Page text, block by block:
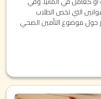
التي تخص الطلاب
حول موضوع التأمين الصحي